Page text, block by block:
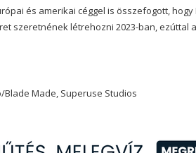
és amerikai céggel is összefogott,
szeretnének létrehozni 2023-ban, ezúttal
Made, Superuse Studios